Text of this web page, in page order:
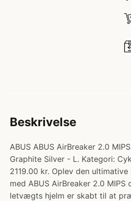
Beskrivelse
ABUS ABUS AirBreaker 2.0
Graphite Silver - L. Kategori:
2119.00 kr. Oplev den
med ABUS AirBreaker 2.0 MIPS
letvægts hjelm er skabt til at